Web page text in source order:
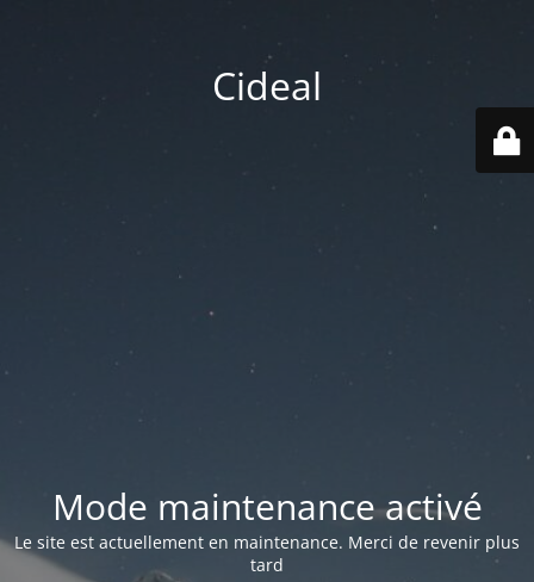
Cideal
Mode maintenance activé
Le site est actuellement en maintenance. Merci de revenir plus
tard